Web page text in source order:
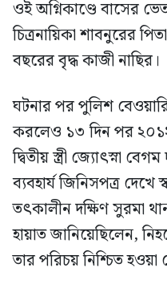
ওই অগ্নিকাণ্ডে বাসের
চিত্রনায়িকা শাবনুরের
বছরের বৃদ্ধ কাজী নাছির।
ঘটনার পর পুলিশ
করলেও ১৩ দিন পর
দ্বিতীয় স্ত্রী জ্যোৎস্না
ব্যবহার্য জিনিসপত্র দেখে
তৎকালীন দক্ষিণ সুরমা
হায়াত জানিয়েছিলেন,
তার পরিচয় নিশ্চিত হওয়া